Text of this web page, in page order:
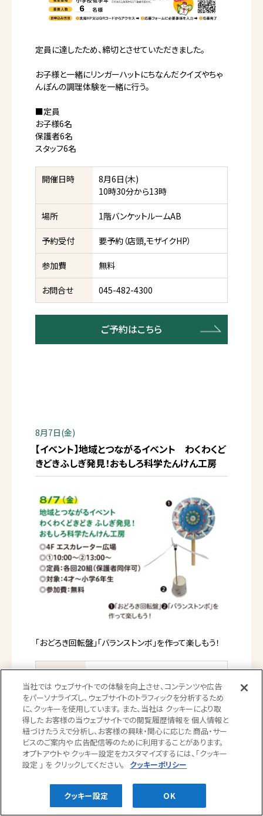
定員に達したため、締切とさせていただきました。
お子様と一緒にリンガーハットにちなんだクイズやちゃ
んぽんの調理体験を一緒に行う。
■定員
お子様6名
保護者6名
スタッフ6名
開催日時
8月6日(木)
10時30分から13時
場所 1階バンケットルームAB
予約受付 要予約（店頭,モザイクHP）
参加費 無料
お問合せ 045-482-4300
ご予約はこちら
8月7日(金)
【イベント】地域とつながるイベント わくわくど
きどきふしぎ発見！おもしろ科学たんけん工房
「おどろき回転盤」「バランストンボ」を作って楽しもう！
開催日時
日程：8月7日(金)
時間：①10:00～ ②13:00～
定員：各回20名（保護者同伴可）
主催：おもしろ科学たんけん工房
場所 4階エスカレーター広場
予約受付 不要
参加費 無料
当社では ウェブサイトでの体験を向上させ、コンテンツや広告
をパーソナライズし、ウェブサイトのトラフィックを分析するため
に、クッキーを使用しています。 また、当社は クッキーにより取
得した お客様の当ウェブサイトでの閲覧履歴情報を 個人情報と
紐づけたうえで分析し、お客様の興味・関心に応じた 商品・サー
ビスのご案内や 広告配信等のために利用することがあります。
オプトアウトや クッキー設定をカスタマイズするには、「クッキー
設定 」 を クリックしてください。
クッキーポリシー
クッキー設定 OK